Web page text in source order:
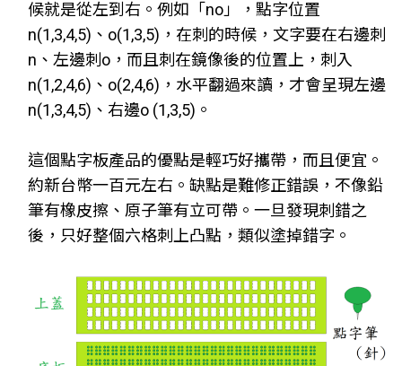
候就是從左到右。例如「no」，點字位置
n(1,3,4,5)、o(1,3,5)，在刺的時候，文字要在右邊刺
n、左邊刺o，而且刺在鏡像後的位置上，刺入
n(1,2,4,6)、o(2,4,6)，水平翻過來讀，才會呈現左邊
n(1,3,4,5)、右邊o (1,3,5)。
這個點字板產品的優點是輕巧好攜帶，而且便宜。
約新台幣一百元左右。缺點是難修正錯誤，不像鉛
筆有橡皮擦、原子筆有立可帶。一旦發現刺錯之
後，只好整個六格刺上凸點，類似塗掉錯字。